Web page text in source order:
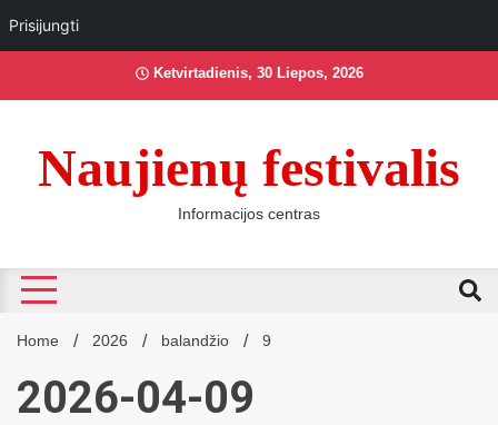
Prisijungti
Ketvirtadienis, 30 Liepos, 2026
Naujienų festivalis
Informacijos centras
Home 2026 balandžio 9
2026-04-09